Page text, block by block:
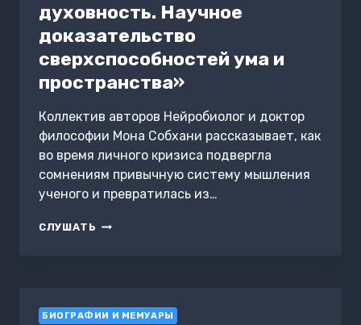
духовность. Научное
доказательство
сверхспособностей ума и
пространства»
Коллектив авторов Нейробиолог и доктор
философии Мона Собхани рассказывает, как
во время личного кризиса подвергла
сомнениям привычную систему мышления
ученого и превратилась из…
СЛУШАТЬ САММАРИ
ДОКАЗАТЕЛЬСТВО
БИОГРАФИИ И МЕМУАРЫ